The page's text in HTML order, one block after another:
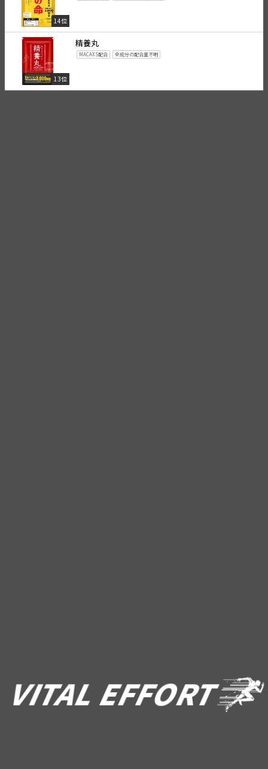
14位
13位
精養丸
MACAXS配合 全成分の配合量不明